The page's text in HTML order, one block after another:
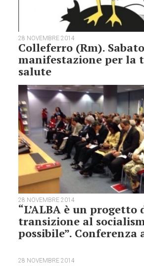
28 NOVEMBRE 2014
Colleferro (Rm). Sabato
manifestazione per la
salute
28 NOVEMBRE 2014
“L’ALBA è un progetto
transizione al
possibile”. Conferenza
28 NOVEMBRE 2014